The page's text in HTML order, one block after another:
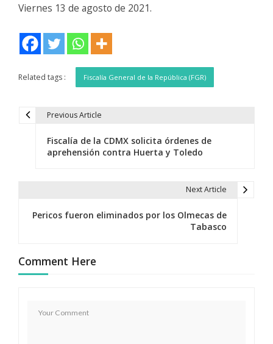
Viernes 13 de agosto de 2021.
Related tags : Fiscalía General de la República (FGR)
c
i
Previous Article
Fiscalía de la CDMX solicita órdenes de
aprehensión contra Huerta y Toledo
Next Article
Pericos fueron eliminados por los Olmecas de
Tabasco
Comment Here